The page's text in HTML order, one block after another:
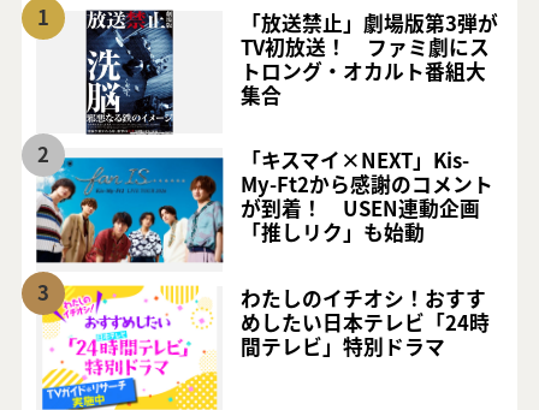
1
「放送禁止」劇場版第3弾が
TV初放送！ ファミ劇にス
トロング・オカルト番組大
集合
2
「キスマイ×NEXT」Kis-
My-Ft2から感謝のコメント
が到着！ USEN連動企画
「推しリク」も始動
3
わたしのイチオシ！おすす
めしたい日本テレビ「24時
間テレビ」特別ドラマ